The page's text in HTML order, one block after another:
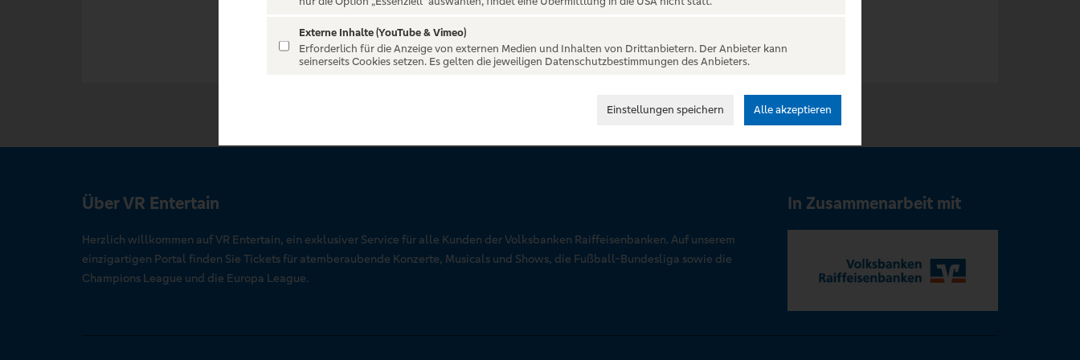
Über VR Entertain
Herzlich willkommen auf VR Entertain, ein exklusiver Service für alle Kunden der Volksbanken Raiffeisenbanken. Auf unserem
einzigartigen Portal finden Sie Tickets für atemberaubende Konzerte, Musicals und Shows, die Fußball-Bundesliga sowie die
Champions League und die Europa League.
In Zusammenarbeit mit
Externe Inhalte (YouTube & Vimeo)
Erforderlich für die Anzeige von externen Medien und Inhalten von Drittanbietern. Der Anbieter kann
seinerseits Cookies setzen. Es gelten die jeweiligen Datenschutzbestimmungen des Anbieters.
Einstellungen speichern Alle akzeptieren